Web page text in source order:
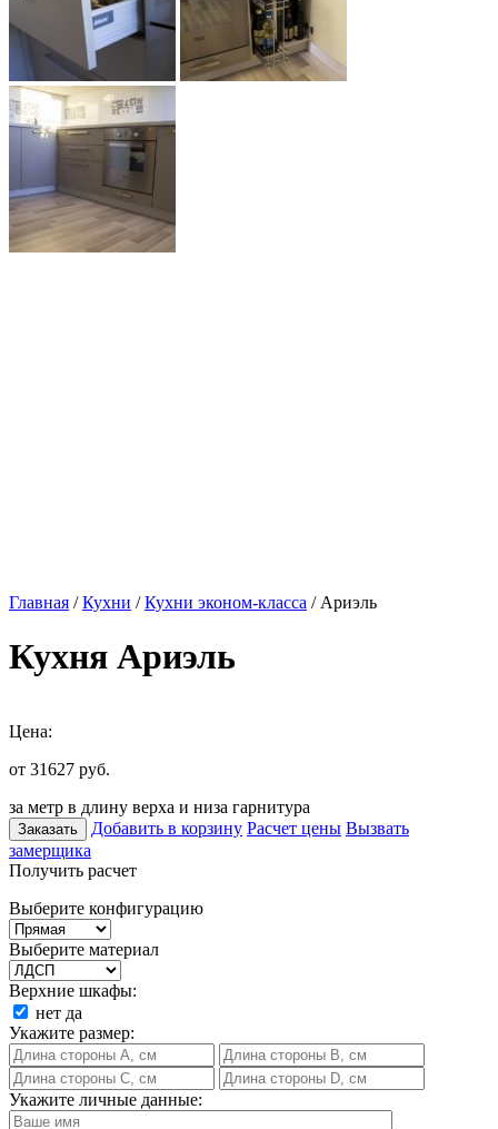
Главная /Кухни /Кухни эконом-класса / Ариэль
Кухня Ариэль
Цена:
от 31627 руб.
за метр в длину верха и низа гарнитура
Заказать Добавить в корзину Расчет цены Вызвать
замерщика
Получить расчет
Выберите конфигурацию
Выберите материал
Верхние шкафы:
нет да
Укажите размер:
Укажите личные данные: